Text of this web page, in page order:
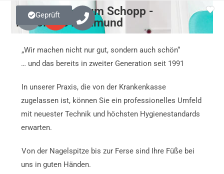
Therapiezentrum Schopp -
Podologie Dortmund
Geprüft
„Wir machen nicht nur gut, sondern auch schön“
… und das bereits in zweiter Generation seit 1991
In unserer Praxis, die von der Krankenkasse
zugelassen ist, können Sie ein professionelles Umfeld
mit neuester Technik und höchsten Hygienestandards
erwarten.
Von der Nagelspitze bis zur Ferse sind Ihre Füße bei
uns in guten Händen.